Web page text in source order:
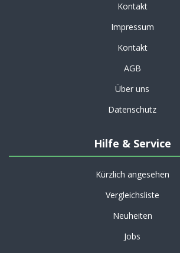
Kontakt
Impressum
Kontakt
AGB
Über uns
Datenschutz
Hilfe & Service
Kürzlich angesehen
Vergleichsliste
Neuheiten
Jobs